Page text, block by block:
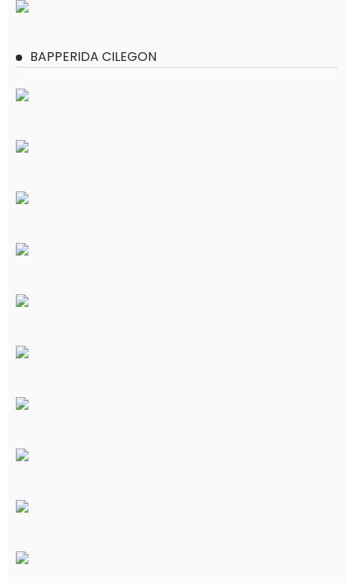
BAPPERIDA CILEGON